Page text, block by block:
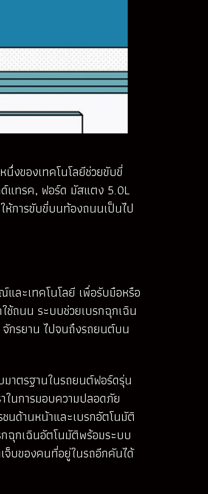
งของเทคโนโลยีช่วยขับขี่
ด์แทรค, ฟอร์ด มัสแตง 5.0L
ห้การขับขี่บนท้องถนนเป็นไป
ละเทคโนโลยี เพื่อรับมือหรือ
ช้ถนน ระบบช่วยเบรกฉุกเฉิน
กรยาน ไปจนถึงรถยนต์บน
าตรฐานในรถยนต์ฟอร์ดรุ่น
ในการมอบความปลอดภัย
นด้านหน้าและเบรกอัตโนมัติ
กฉุกเฉินอัตโนมัติพร้อมระบบ
จ็บของคนที่อยู่ในรถอีกคันได้